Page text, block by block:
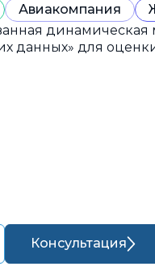
Авиакомпания
динамическая
данных» для
Консультация